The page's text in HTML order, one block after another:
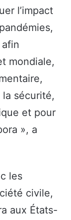
l’impact
mondiale,
sécurité,
et pour
», a
les
civile,
aux États-